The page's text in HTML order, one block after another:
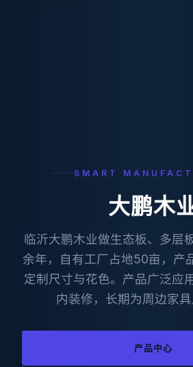
SMART
大鹏木
临沂大鹏木业做生态板、多层
余年，自有工厂占地50亩，产
定制尺寸与花色。产品广泛应
内装修，长期为周边家
产品中心